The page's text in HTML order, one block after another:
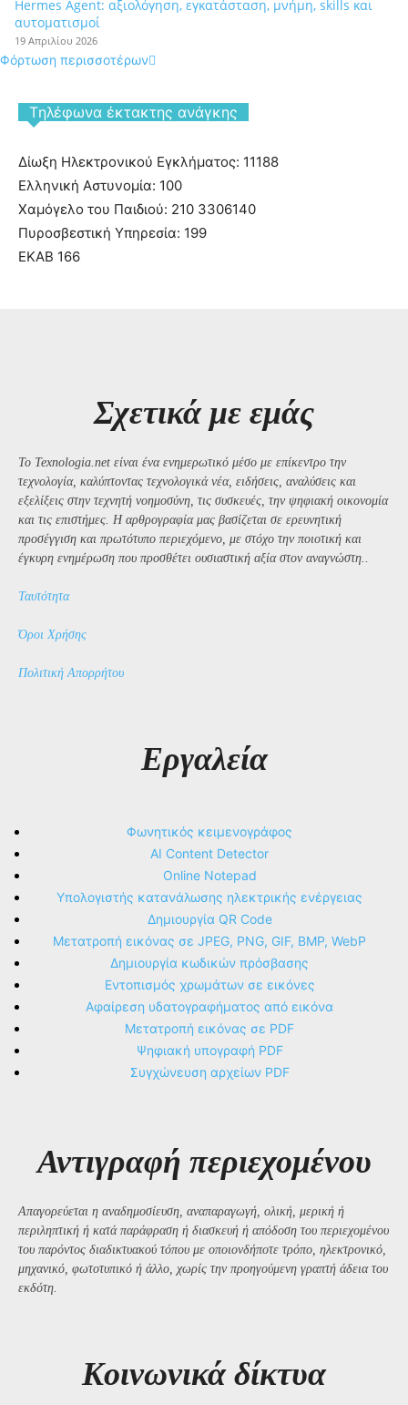
Hermes Agent: αξιολόγηση, εγκατάσταση, μνήμη, skills και
αυτοματισμοί
19 Απριλίου 2026
Φόρτωση περισσοτέρων
Tηλέφωνα έκτακτης ανάγκης
Δίωξη Ηλεκτρονικού Εγκλήματος: 11188
Ελληνική Αστυνομία: 100
Χαμόγελο του Παιδιού: 210 3306140
Πυροσβεστική Υπηρεσία: 199
ΕΚΑΒ 166
Σχετικά με εμάς
Το Texnologia.net είναι ένα ενημερωτικό μέσο με επίκεντρο την
τεχνολογία, καλύπτοντας τεχνολογικά νέα, ειδήσεις, αναλύσεις και
εξελίξεις στην τεχνητή νοημοσύνη, τις συσκευές, την ψηφιακή οικονομία
και τις επιστήμες. Η αρθρογραφία μας βασίζεται σε ερευνητική
προσέγγιση και πρωτότυπο περιεχόμενο, με στόχο την ποιοτική και
έγκυρη ενημέρωση που προσθέτει ουσιαστική αξία στον αναγνώστη..
Ταυτότητα
Όροι Χρήσης
Πολιτική Απορρήτου
Εργαλεία
Φωνητικός κειμενογράφος
AI Content Detector
Online Notepad
Υπολογιστής κατανάλωσης ηλεκτρικής ενέργειας
Δημιουργία QR Code
Μετατροπή εικόνας σε JPEG, PNG, GIF, BMP, WebP
Δημιουργία κωδικών πρόσβασης
Εντοπισμός χρωμάτων σε εικόνες
Αφαίρεση υδατογραφήματος από εικόνα
Μετατροπή εικόνας σε PDF
Ψηφιακή υπογραφή PDF
Συγχώνευση αρχείων PDF
Αντιγραφή περιεχομένου
Απαγορεύεται η αναδημοσίευση, αναπαραγωγή, ολική, μερική ή
περιληπτική ή κατά παράφραση ή διασκευή ή απόδοση του περιεχομένου
του παρόντος διαδικτυακού τόπου με οποιονδήποτε τρόπο, ηλεκτρονικό,
μηχανικό, φωτοτυπικό ή άλλο, χωρίς την προηγούμενη γραπτή άδεια του
εκδότη.
Kοινωνικά δίκτυα